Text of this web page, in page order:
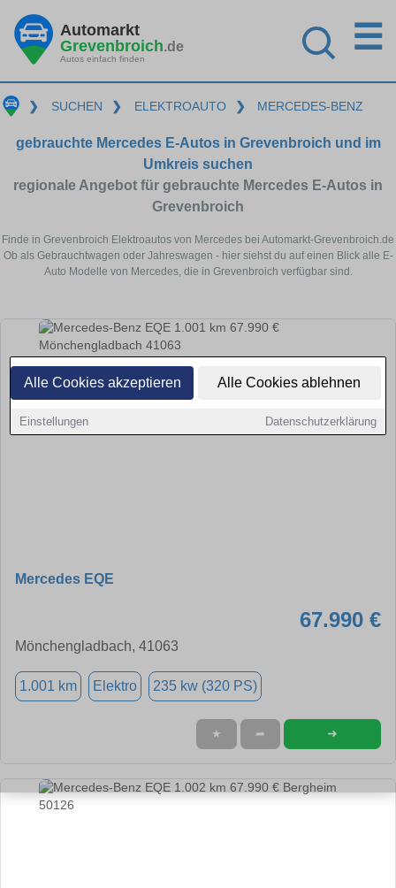
Alle Cookies akzeptieren Alle Cookies ablehnen
Einstellungen Datenschutzerklärung
Automarkt
Grevenbroich.de
Autos einfach finden
☰
❯ SUCHEN ❯ ELEKTROAUTO ❯ MERCEDES-BENZ
gebrauchte Mercedes E-Autos in Grevenbroich und im
Umkreis suchen
regionale Angebot für gebrauchte Mercedes E-Autos in
Grevenbroich
Finde in Grevenbroich Elektroautos von Mercedes bei Automarkt-Grevenbroich.de
Ob als Gebrauchtwagen oder Jahreswagen - hier siehst du auf einen Blick alle E-
Auto Modelle von Mercedes, die in Grevenbroich verfügbar sind.
Mercedes EQE
67.990 €
Mönchengladbach, 41063
1.001 km Elektro 235 kw (320 PS)
★ ➦ ➜